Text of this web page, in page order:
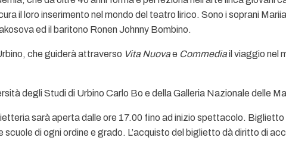
il loro inserimento nel mondo del teatro lirico. Sono i soprani
ed il baritono Ronen Johnny Bombino.
che guiderà attraverso Vita Nuovae Commediail viaggio nel
degli Studi di Urbino Carlo Bo e della Galleria Nazionale delle
sarà aperta dalle ore 17.00 fino ad inizio spettacolo. Biglietto
di ogni ordine e grado. L’acquisto del biglietto dà diritto di